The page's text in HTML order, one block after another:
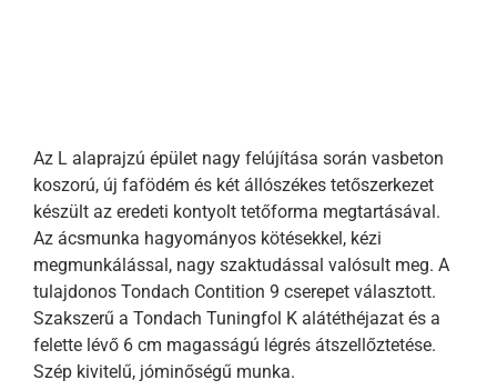
Az L alaprajzú épület nagy felújítása során vasbeton
koszorú, új fafödém és két állószékes tetőszerkezet
készült az eredeti kontyolt tetőforma megtartásával.
Az ácsmunka hagyományos kötésekkel, kézi
megmunkálással, nagy szaktudással valósult meg. A
tulajdonos Tondach Contition 9 cserepet választott.
Szakszerű a Tondach Tuningfol K alátéthéjazat és a
felette lévő 6 cm magasságú légrés átszellőztetése.
Szép kivitelű, jóminőségű munka.